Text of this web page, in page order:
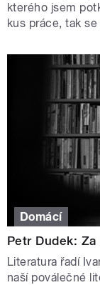
kterého jsem
kus práce, tak
Domácí
Petr Dudek:
Literatura řadí
naší poválečné